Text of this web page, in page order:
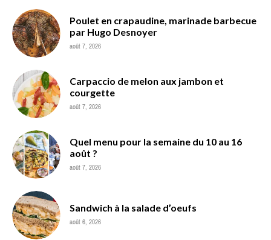
Poulet en crapaudine, marinade barbecue
par Hugo Desnoyer
août 7, 2026
Carpaccio de melon aux jambon et
courgette
août 7, 2026
Quel menu pour la semaine du 10 au 16
août ?
août 7, 2026
Sandwich à la salade d’oeufs
août 6, 2026